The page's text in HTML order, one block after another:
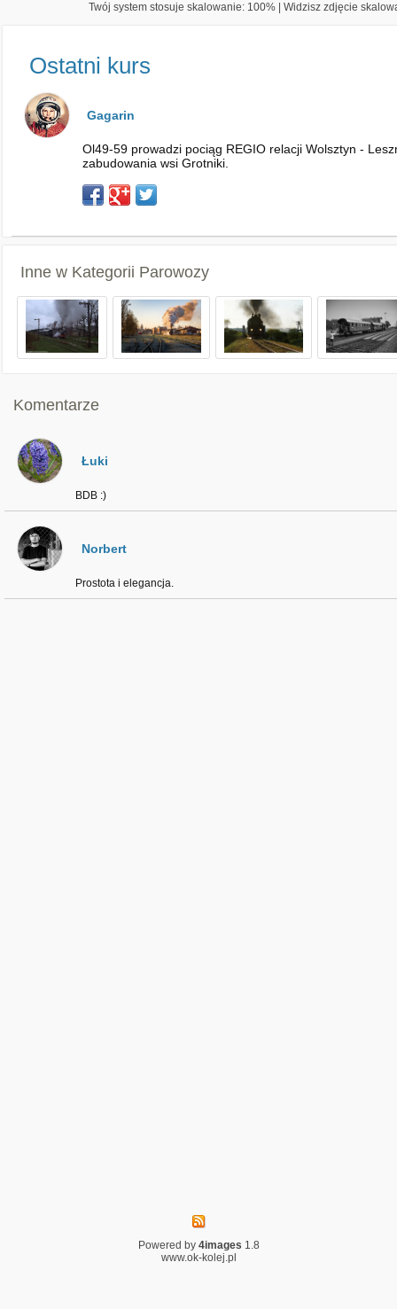
Twój system stosuje skalowanie: 100% | Widzisz zdjęcie
Ostatni kurs
Gagarin
Ol49-59 prowadzi pociąg REGIO relacji Wolsztyn -
zabudowania wsi Grotniki.
Inne w Kategorii Parowozy
Komentarze
Łuki
BDB :)
Norbert
Prostota i elegancja.
Powered by 4images 1.8
www.ok-kolej.pl